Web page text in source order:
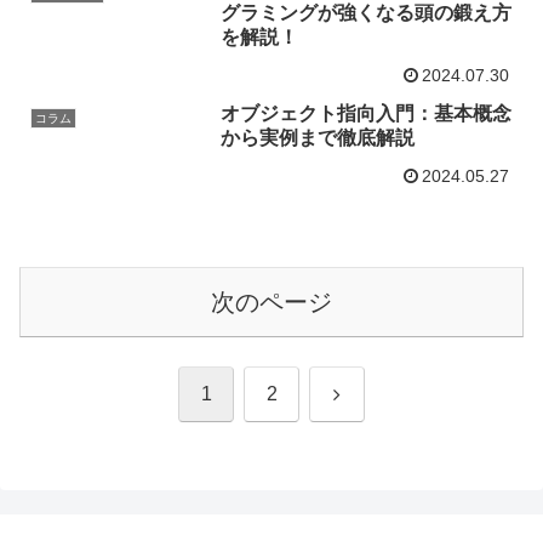
グラミングが強くなる頭の鍛え方
を解説！
2024.07.30
コラム
オブジェクト指向入門：基本概念
から実例まで徹底解説
2024.05.27
次のページ
1 2 次